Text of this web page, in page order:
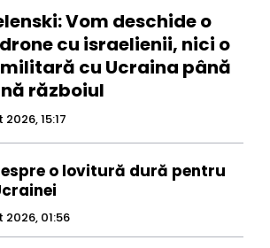
Vom deschide o
cu israelienii, nici o
cu Ucraina până
războiul
15:17
o lovitură dură pentru
2026, 01:56